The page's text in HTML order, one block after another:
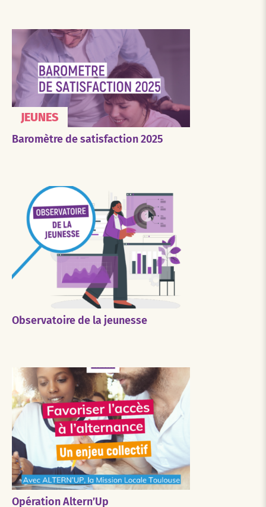
JEUNES
Baromètre de satisfaction 2025
Observatoire de la jeunesse
Opération Altern’Up